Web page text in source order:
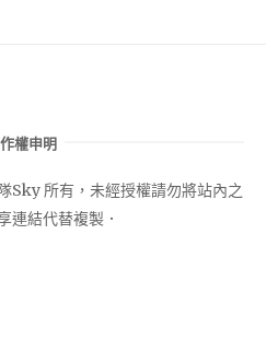
權申明
Sky 所有，未經授權請勿將站內之
連結代替複製．